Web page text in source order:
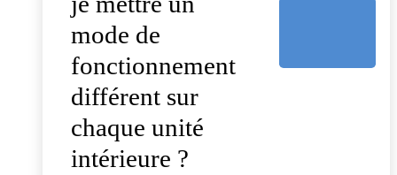
mode de
fonctionnement
différent sur
chaque unité
intérieure ?